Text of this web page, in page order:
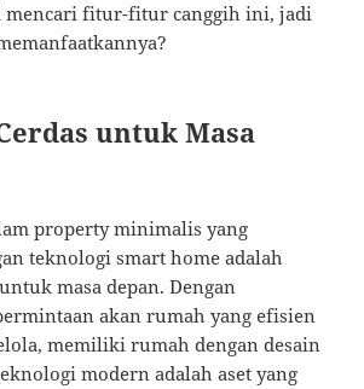
mencari fitur-fitur canggih ini, jadi
untuk Masa
property minimalis yang
teknologi smart home adalah
masa depan. Dengan
akan rumah yang efisien
memiliki rumah dengan desain
modern adalah aset yang